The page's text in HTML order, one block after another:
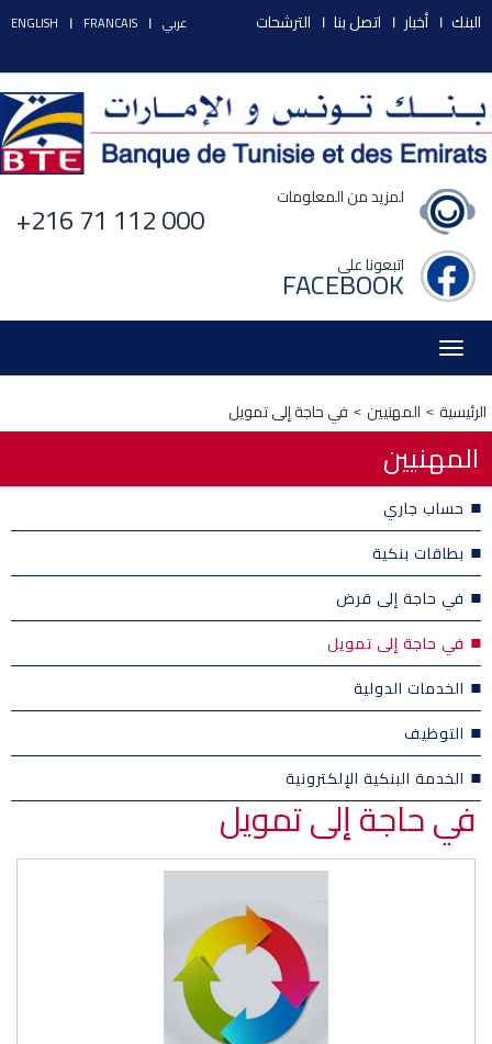
البنك أخبار اتصل بنا الترشحات ENGLISH FRANCAIS عربي
لمزيد من المعلومات +216 71 112 000
اتبعونا على
FACEBOOK
Toggle
navigation
الرئيسية
المهنيين في حاجة إلى تمويل
المهنيين
حساب جاري
بطاقات بنكية
في حاجة إلى قرض
في حاجة إلى تمويل
الخدمات الدولية
التوظيف
الخدمة البنكية الإلكترونية
في حاجة إلى تمويل